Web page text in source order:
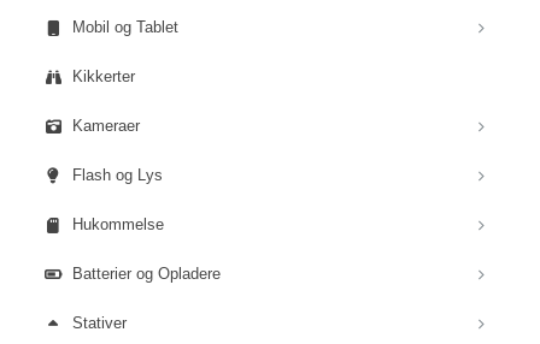
Mobil og Tablet
Kikkerter
Kameraer
Flash og Lys
Hukommelse
Batterier og Opladere
Stativer